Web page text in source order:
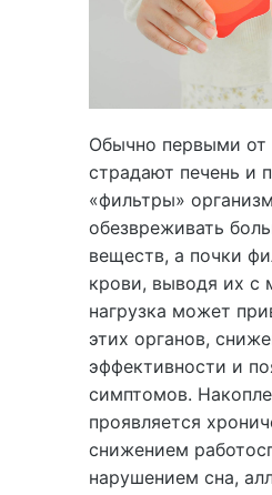
Обычно первыми от
страдают печень и
«фильтры»
обезвреживать
веществ, а почки
крови, выводя их с
нагрузка может
этих органов,
эффективности и
симптомов.
проявляется
снижением
нарушением сна,